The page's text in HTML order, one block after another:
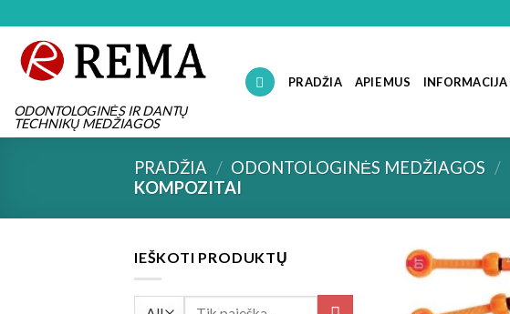
content
ODONTOLOGINĖS IR DANTŲ
TECHNIKŲ MEDŽIAGOS
PRADŽIA APIE MUS INFORMACIJA
PRADŽIA / ODONTOLOGINĖS MEDŽIAGOS /
KOMPOZITAI
IEŠKOTI PRODUKTŲ
Ieškoti: